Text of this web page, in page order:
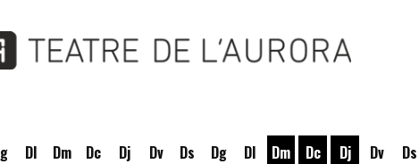
Dl
Dm
Dc
Dj
Dv
Ds
Dg
Dl
Dm
Dc
Dj
Dv
Ds